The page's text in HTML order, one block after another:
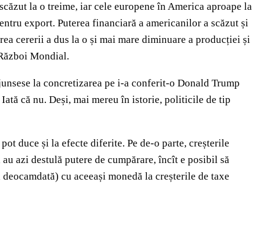
la o treime, iar cele europene în America aproape la
export. Puterea financiară a americanilor a scăzut și
cererii a dus la o și mai mare diminuare a producției și
Mondial.
la concretizarea pe i-a conferit-o Donald Trump
că nu. Deși, mai mereu în istorie, politicile de tip
duce și la efecte diferite. Pe de-o parte, creșterile
azi destulă putere de cumpărare, încît e posibil să
cu aceeași monedă la creșterile de taxe